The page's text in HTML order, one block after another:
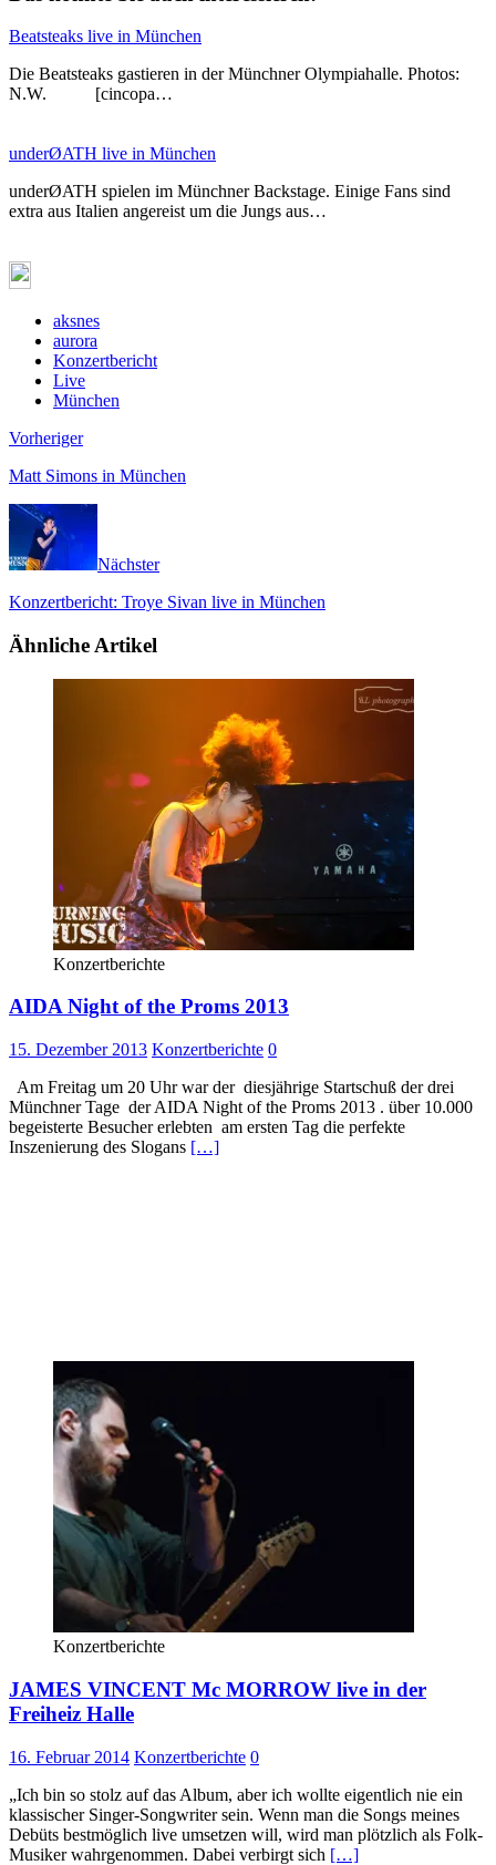
Beatsteaks live in München
Die Beatsteaks gastieren in der Münchner Olympiahalle. Photos:
N.W. [cincopa…
underØATH live in München
underØATH spielen im Münchner Backstage. Einige Fans sind
extra aus Italien angereist um die Jungs aus…
aksnes
aurora
Konzertbericht
Live
München
Vorheriger
Matt Simons in München
Nächster
Konzertbericht: Troye Sivan live in München
Ähnliche Artikel
Konzertberichte
AIDA Night of the Proms 2013
15. Dezember 2013 Konzertberichte 0
Am Freitag um 20 Uhr war der diesjährige Startschuß der drei
Münchner Tage der AIDA Night of the Proms 2013 . über 10.000
begeisterte Besucher erlebten am ersten Tag die perfekte
Inszenierung des Slogans […]
Konzertberichte
JAMES VINCENT Mc MORROW live in der
Freiheiz Halle
16. Februar 2014 Konzertberichte 0
„Ich bin so stolz auf das Album, aber ich wollte eigentlich nie ein
klassischer Singer-Songwriter sein. Wenn man die Songs meines
Debüts bestmöglich live umsetzen will, wird man plötzlich als Folk-
Musiker wahrgenommen. Dabei verbirgt sich […]